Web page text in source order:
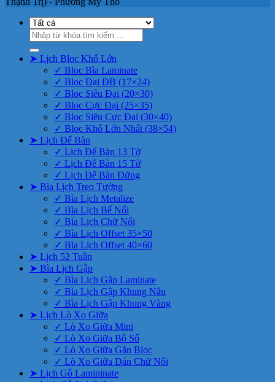
Tìm
kiếm:
➤ Lịch Bloc Khổ Lớn
✓ Bloc Bìa Laminate
✓ Bloc Đại ĐB (17×24)
✓ Bloc Siêu Đại (20×30)
✓ Bloc Cực Đại (25×35)
✓ Bloc Siêu Cực Đại (30×40)
✓ Bloc Khổ Lớn Nhất (38×54)
➤ Lịch Để Bàn
✓ Lịch Để Bàn 13 Tờ
✓ Lịch Để Bàn 15 Tờ
✓ Lịch Để Bàn Đứng
➤ Bìa Lịch Treo Tường
✓ Bìa Lịch Metalize
✓ Bìa Lịch Bế Nổi
✓ Bìa Lịch Chữ Nổi
✓ Bìa Lịch Offset 35×50
✓ Bìa Lịch Offset 40×60
➤ Lịch 52 Tuần
➤ Bìa Lịch Gập
✓ Bìa Lịch Gập Laminate
✓ Bìa Lịch Gập Khung Nâu
✓ Bìa Lịch Gập Khung Vàng
➤ Lịch Lò Xo Giữa
✓ Lò Xo Giữa Mini
✓ Lò Xo Giữa Bộ Số
✓ Lò Xo Giữa Gắn Bloc
✓ Lò Xo Giữa Dán Chữ Nổi
➤ Lịch Gỗ Lamininate